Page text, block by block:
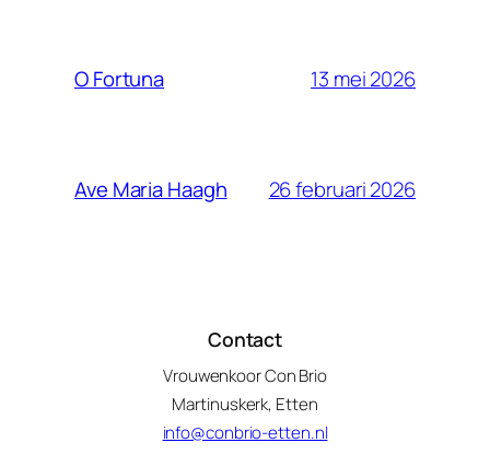
O Fortuna 13 mei 2026
Ave Maria Haagh 26 februari 2026
Contact
Vrouwenkoor Con Brio
Martinuskerk, Etten
info@conbrio-etten.nl